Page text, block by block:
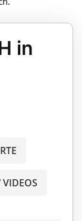
in